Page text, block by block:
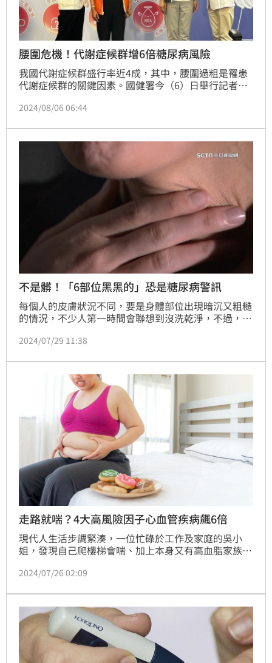
腰圍危機！代謝症候群增6倍糖尿病風險
我國代謝症候群盛行率近4成，其中，腰圍過粗是罹患
代謝症候群的關鍵因素。國健署今（6）日舉行記者
活動，將免費發送50萬條量尺，鼓勵國人量測腰圍並上
早期預防、控制管理，阻斷發生慢性疾病的機率。（記
者：簡浩正）
2024/08/06 06:44
不是髒！「6部位黑黑的」恐是糖尿病警訊
每個人的皮膚狀況不同，要是身體部位出現暗沉又粗糙
的情況，不少人第一時間會聯想到沒洗乾淨，不過，要
情況就要當心，恐是1症狀惹禍！
2024/07/29 11:38
走路就喘？4大高風險因子心血管疾病飆6倍
現代人生活步調緊湊，一位忙碌於工作及家庭的吳小
姐，發現自己爬樓梯會喘、加上本身又有高血脂家族
腹血糖、三酸甘油脂與腰圍已超標，經醫師詢問後發現
物，判定她罹患代謝症候群。
2024/07/26 02:09